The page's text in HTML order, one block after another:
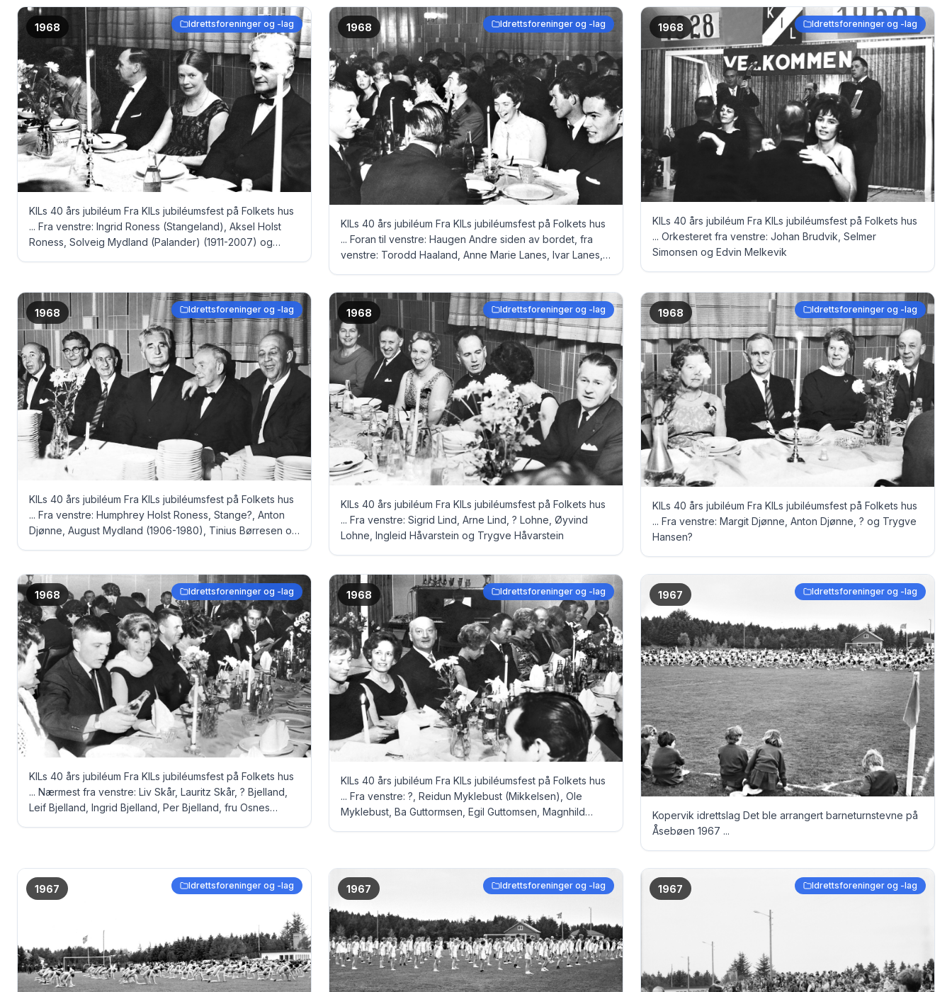
1968 Idrettsforeninger og -lag
KILs 40 års jubiléum Fra KILs jubiléumsfest på Folkets hus
... Fra venstre: Ingrid Roness (Stangeland), Aksel Holst
Roness, Solveig Mydland (Palander) (1911-2007) og
1968 Idrettsforeninger og -lag
KILs 40 års jubiléum Fra KILs jubiléumsfest på Folkets hus
... Foran til venstre: Haugen Andre siden av bordet, fra
venstre: Torodd Haaland, Anne Marie Lanes, Ivar Lanes,
1968 Idrettsforeninger og -lag
KILs 40 års jubiléum Fra KILs jubiléumsfest på Folkets hus
... Orkesteret fra venstre: Johan Brudvik, Selmer
Simonsen og Edvin Melkevik
1968 Idrettsforeninger og -lag
KILs 40 års jubiléum Fra KILs jubiléumsfest på Folkets hus
... Fra venstre: Humphrey Holst Roness, Stange?, Anton
Djønne, August Mydland (1906-1980), Tinius Børresen og
1968 Idrettsforeninger og -lag
KILs 40 års jubiléum Fra KILs jubiléumsfest på Folkets hus
... Fra venstre: Sigrid Lind, Arne Lind, ? Lohne, Øyvind
Lohne, Ingleid Håvarstein og Trygve Håvarstein
1968 Idrettsforeninger og -lag
KILs 40 års jubiléum Fra KILs jubiléumsfest på Folkets hus
... Fra venstre: Margit Djønne, Anton Djønne, ? og Trygve
Hansen?
1968 Idrettsforeninger og -lag
KILs 40 års jubiléum Fra KILs jubiléumsfest på Folkets hus
... Nærmest fra venstre: Liv Skår, Lauritz Skår, ? Bjelland,
Leif Bjelland, Ingrid Bjelland, Per Bjelland, fru Osnes
1968 Idrettsforeninger og -lag
KILs 40 års jubiléum Fra KILs jubiléumsfest på Folkets hus
... Fra venstre: ?, Reidun Myklebust (Mikkelsen), Ole
Myklebust, Ba Guttormsen, Egil Guttomsen, Magnhild
1967 Idrettsforeninger og -lag
Kopervik idrettslag Det ble arrangert barneturnstevne på
Åsebøen 1967 ...
1967 Idrettsforeninger og -lag 1967 Idrettsforeninger og -lag 1967 Idrettsforeninger og -lag